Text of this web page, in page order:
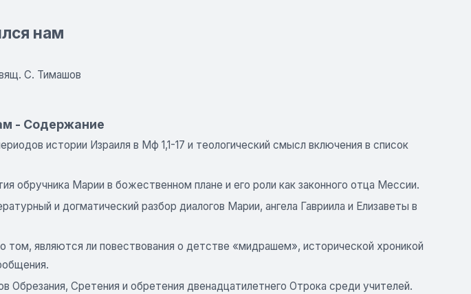
нам
С. Тимашов
- Содержание
истории Израиля в Мф 1,1-17 и теологический смысл включения в список
обручника Марии в божественном плане и его роли как законного отца Мессии.
и догматический разбор диалогов Марии, ангела Гавриила и Елизаветы в
том, являются ли повествования о детстве «мидрашем», исторической хроникой
Обрезания, Сретения и обретения двенадцатилетнего Отрока среди учителей.